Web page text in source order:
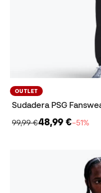
OUTLET
Sudadera PSG
99,99 €48,99 €−51%